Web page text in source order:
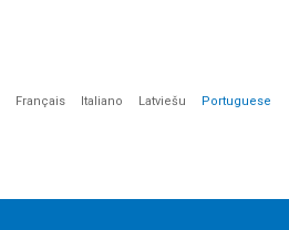
Français Italiano Latviešu Portuguese